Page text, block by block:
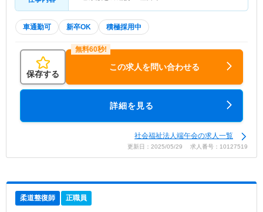
車通勤可 新卒OK 積極採用中
保存する
この求人を問い合わせる
詳細を見る
社会福祉法人端午会の求人一覧
更新日：2025/05/29 求人番号：10127519
柔道整復師 正職員